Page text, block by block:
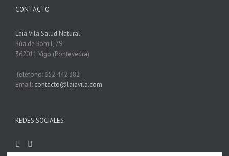
CONTACTO
Laia Vila Salud Natural
Rúa de Romil, 79
362011 Vigo (Pontevedra)
Teléfono: 652 442 382
Email: contacto@laiavila.com
REDES SOCIALES